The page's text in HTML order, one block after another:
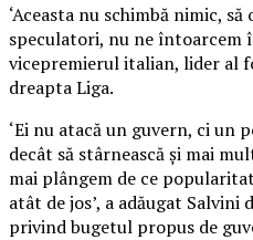
‘Aceasta nu schimbă nimic,
speculatori, nu ne întoarcem
vicepremierul italian, lider al
dreapta Liga.
‘Ei nu atacă un guvern, ci un
decât să stârnească şi mai
mai plângem de ce
atât de jos’, a adăugat
privind bugetul propus de